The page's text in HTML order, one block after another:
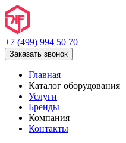
+7 (499) 994 50 70
Заказать звонок
Главная
Каталог оборудования
Услуги
Бренды
Компания
Контакты